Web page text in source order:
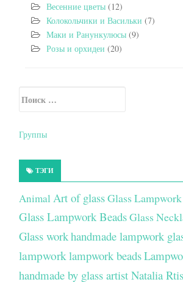
Весенние цветы (12)
Колокольчики и Васильки (7)
Маки и Ранункулюсы (9)
Розы и орхидеи (20)
Secondary Sidebar
Искать:
Группы
ТЭГИ
Animal Art of glassGlass
Glass Lampwork BeadsGlass
Glass workhandmade lampwork
lampworklampwork beads
handmade by glass artist Natalia